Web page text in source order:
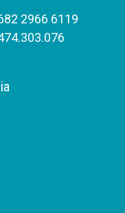
2966 6119